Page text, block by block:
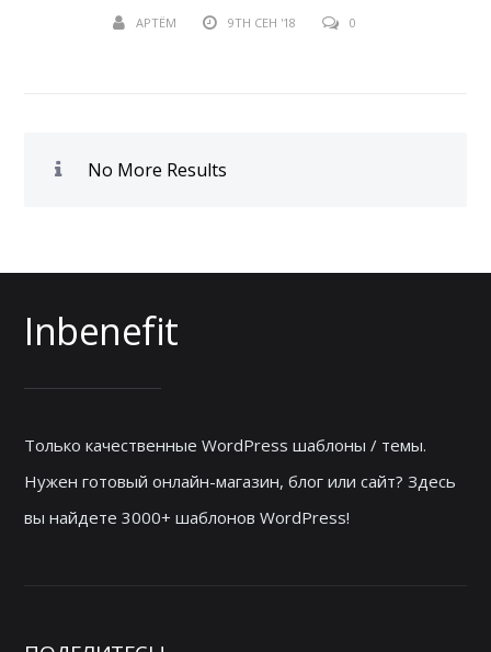
АРТЁМ 9TH СЕН '18 0
No More Results
Inbenefit
Только качественные WordPress шаблоны / темы.
Нужен готовый онлайн-магазин, блог или сайт? Здесь
вы найдете 3000+ шаблонов WordPress!